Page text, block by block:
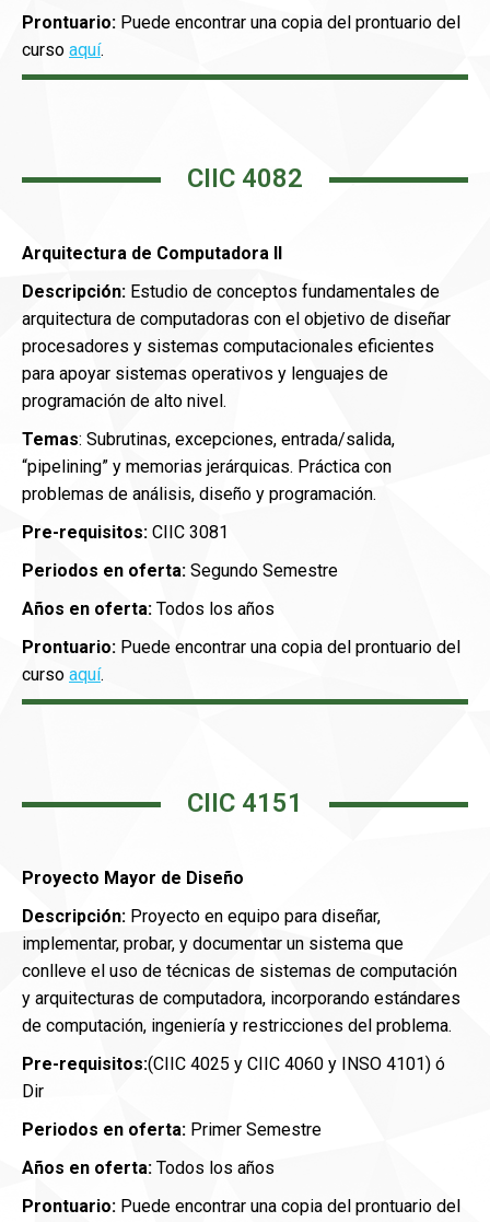
Prontuario: Puede encontrar una copia del prontuario del
curso aquí.
CIIC 4082
Arquitectura de Computadora II
Descripción: Estudio de conceptos fundamentales de
arquitectura de computadoras con el objetivo de diseñar
procesadores y sistemas computacionales eficientes
para apoyar sistemas operativos y lenguajes de
programación de alto nivel.
Temas: Subrutinas, excepciones, entrada/salida,
“pipelining” y memorias jerárquicas. Práctica con
problemas de análisis, diseño y programación.
Pre-requisitos: CIIC 3081
Periodos en oferta: Segundo Semestre
Años en oferta: Todos los años
Prontuario: Puede encontrar una copia del prontuario del
curso aquí.
CIIC 4151
Proyecto Mayor de Diseño
Descripción: Proyecto en equipo para diseñar,
implementar, probar, y documentar un sistema que
conlleve el uso de técnicas de sistemas de computación
y arquitecturas de computadora, incorporando estándares
de computación, ingeniería y restricciones del problema.
Pre-requisitos:(CIIC 4025 y CIIC 4060 y INSO 4101) ó
Dir
Periodos en oferta: Primer Semestre
Años en oferta: Todos los años
Prontuario: Puede encontrar una copia del prontuario del